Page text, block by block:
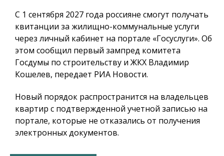
С 1 сентября 2027 года россияне смогут получать
квитанции за жилищно-коммунальные услуги
через личный кабинет на портале «Госуслуги». Об
этом сообщил первый зампред комитета
Госдумы по строительству и ЖКХ Владимир
Кошелев, передает РИА Новости.
Новый порядок распространится на владельцев
квартир с подтвержденной учетной записью на
портале, которые не отказались от получения
электронных документов.